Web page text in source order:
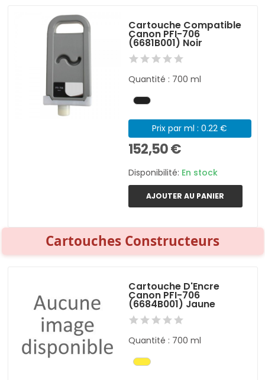
Cartouche Compatible
Canon PFI-706
(6681B001) Noir
Quantité : 700 ml
Prix par ml : 0.22 €
152,50 €
Disponibilité: En stock
AJOUTER AU PANIER
Cartouches Constructeurs
Cartouche D'Encre
Canon PFI-706
(6684B001) Jaune
Quantité : 700 ml